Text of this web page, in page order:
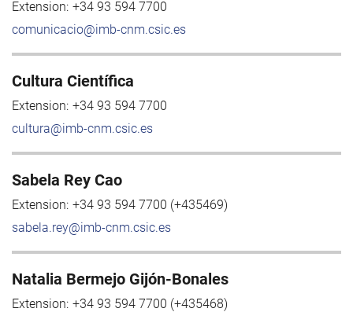
Extension: +34 93 594 7700
comunicacio@imb-cnm.csic.es
Cultura Científica
Extension: +34 93 594 7700
cultura@imb-cnm.csic.es
Sabela Rey Cao
Extension: +34 93 594 7700 (+435469)
sabela.rey@imb-cnm.csic.es
Natalia Bermejo Gijón-Bonales
Extension: +34 93 594 7700 (+435468)